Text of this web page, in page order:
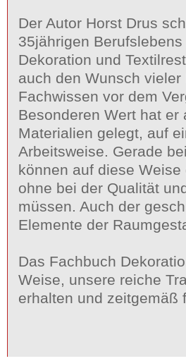
Der Autor Horst Drus
35jährigen
Dekoration und
auch den Wunsch
Fachwissen vor dem
Besonderen Wert hat
Materialien gelegt, auf
Arbeitsweise. Gerade
können auf diese
ohne bei der Qualität
müssen. Auch der
Elemente der
Das Fachbuch
Weise, unsere reiche
erhalten und zeitgemäß